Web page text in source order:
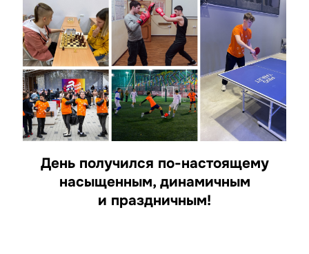
День получился по-настоящему
насыщенным, динамичным
и праздничным!